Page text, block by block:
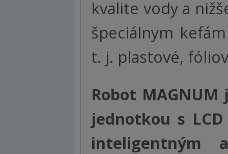
kvalite vody a
špeciálnym
t. j. plastové,
Robot
jednotkou s
inteligentným